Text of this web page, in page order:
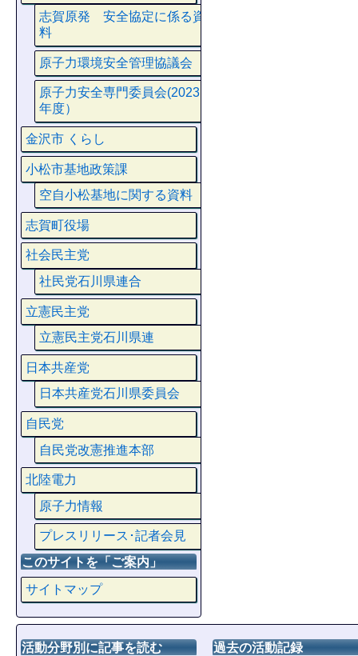
志賀原発 安全協定に係る資
料
原子力環境安全管理協議会
原子力安全専門委員会(2023
年度）
金沢市 くらし
小松市基地政策課
空自小松基地に関する資料
志賀町役場
社会民主党
社民党石川県連合
立憲民主党
立憲民主党石川県連
日本共産党
日本共産党石川県委員会
自民党
自民党改憲推進本部
北陸電力
原子力情報
プレスリリース･記者会見
このサイトを「ご案内」
サイトマップ
活動分野別に記事を読む 過去の活動記録